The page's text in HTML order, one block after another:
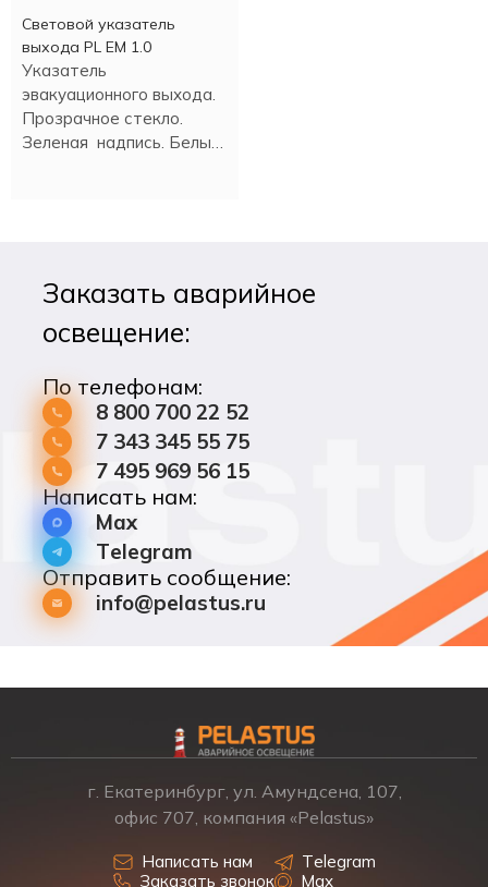
Световой указатель
выхода PL EM 1.0
Указатель
эвакуационного выхода.
Прозрачное стекло.
Зеленая надпись. Белый
Заказать аварийное
освещение:
По телефонам:
8 800 700 22 52
7 343 345 55 75
7 495 969 56 15
Написать нам:
Max
Telegram
Отправить сообщение:
info@pelastus.ru
г. Екатеринбург, ул. Амундсена, 107,
офис 707, компания «Pelastus»
Написать нам
Заказать звонок
Telegram
Max